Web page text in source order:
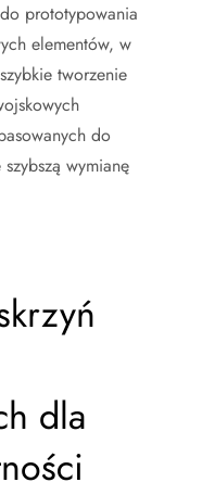
prototypowania
elementów, w
tworzenie
do
wymianę
dla